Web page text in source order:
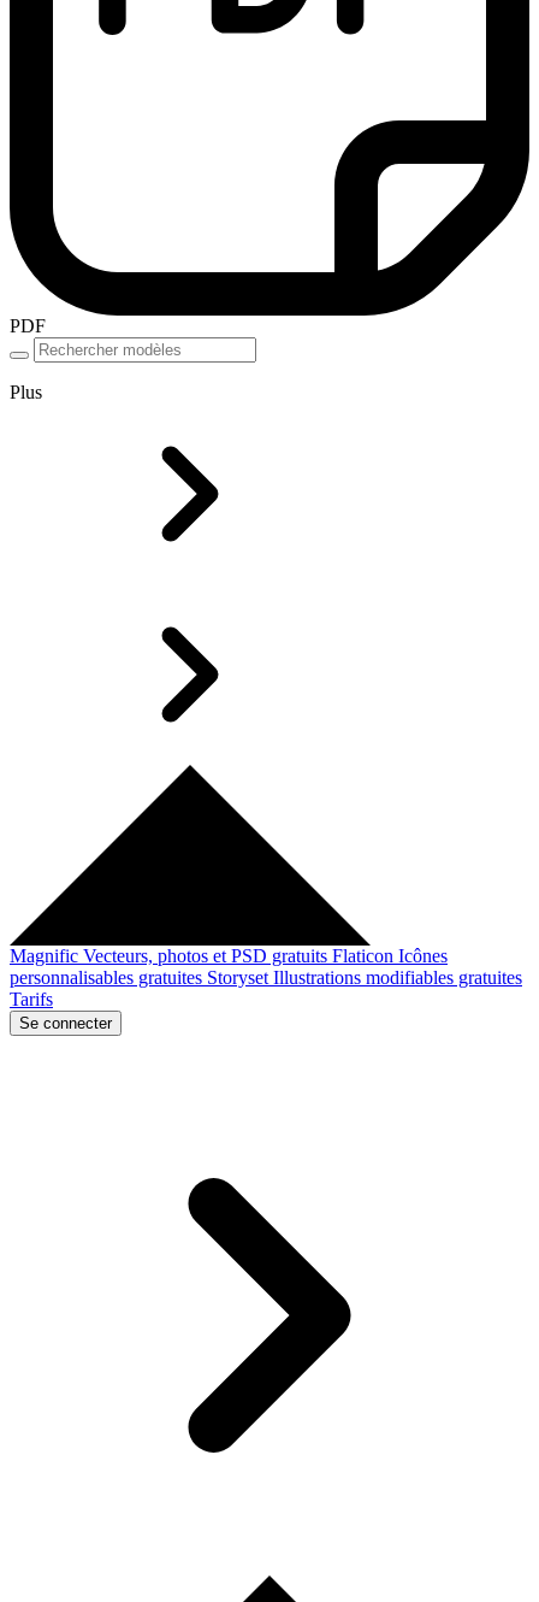
PDF
Plus
Magnific Vecteurs, photos et PSD gratuits Flaticon Icônes
personnalisables gratuites Storyset Illustrations modifiables gratuites
Tarifs
Se connecter